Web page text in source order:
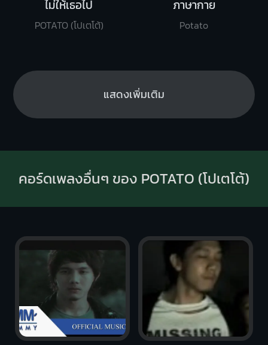
ไม่ให้เธอไป
POTATO (โปเตโต้)
ภาษากาย
Potato
แสดงเพิ่มเติม
คอร์ดเพลงอื่นๆ ของ POTATO (โปเตโต้)